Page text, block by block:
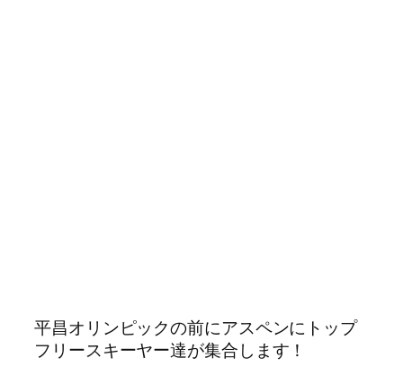
平昌オリンピックの前にアスペンにトップ
フリースキーヤー達が集合します！